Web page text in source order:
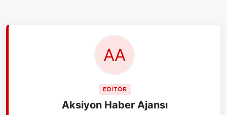
EDİTÖR
Aksiyon Haber Ajansı